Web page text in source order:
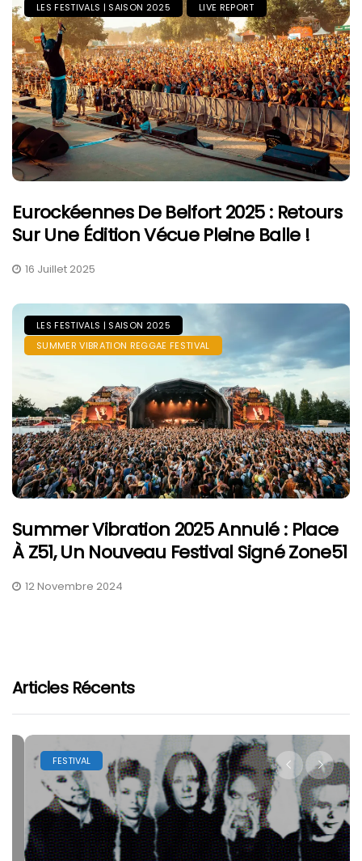
LES FESTIVALS | SAISON 2025 LIVE REPORT
Eurockéennes De Belfort 2025 : Retours
Sur Une Édition Vécue Pleine Balle !
16 Juillet 2025
LES FESTIVALS | SAISON 2025
SUMMER VIBRATION REGGAE FESTIVAL
Summer Vibration 2025 Annulé : Place
À Z51, Un Nouveau Festival Signé Zone51
12 Novembre 2024
Articles Récents
FESTIVAL